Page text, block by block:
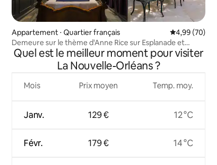
Appartement ⋅ Quartier français Évaluation
4,99 (70)
Demeure sur le thème d'Anne Rice sur Esplanade et
Bourbon St
Quel est le meilleur moment pour visiter
La Nouvelle-Orléans ?
Mois
Janv.
Févr.
Prix moyen
129 €
179 €
Temp. moy.
12 °C
14 °C